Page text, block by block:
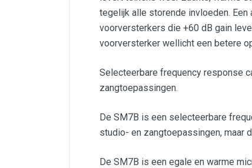
tegelijk alle storende invloeden.
voorversterkers die +60 dB gain
voorversterker wellicht een betere
Selecteerbare frequency response
zangtoepassingen.
De SM7B is een selecteerbare
studio- en zangtoepassingen, maar
De SM7B is een egale en warme